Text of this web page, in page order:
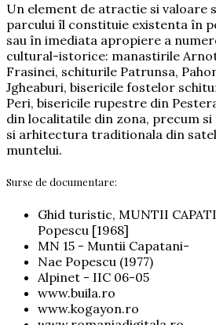
Un element de atractie si valoare
parcului îl constituie existenta în
sau în imediata apropiere a
cultural-istorice: manastirile
Frasinei, schiturile Patrunsa,
Jgheaburi, bisericile fostelor
Peri, bisericile rupestre din
din localitatile din zona, precum
si arhitectura traditionala din
muntelui.
Surse de documentare:
Ghid turistic, MUNTII
Popescu [1968]
MN 15 - Muntii Capatani-
Nae Popescu (1977)
Alpinet - IIC 06-05
www.buila.ro
www.kogayon.ro